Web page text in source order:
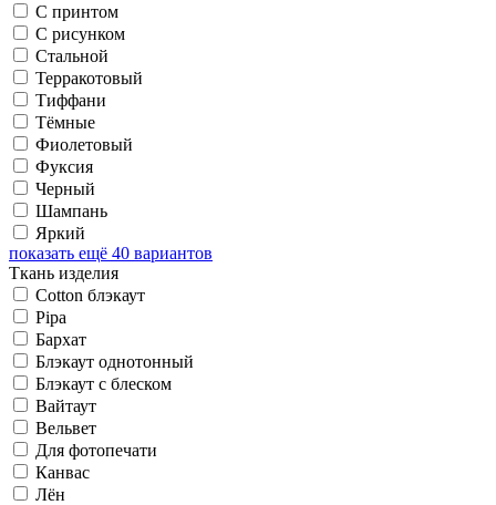
С принтом
С рисунком
Стальной
Терракотовый
Тиффани
Тёмные
Фиолетовый
Фуксия
Черный
Шампань
Яркий
показать ещё 40 вариантов
Ткань изделия
Cotton блэкаут
Pipa
Бархат
Блэкаут однотонный
Блэкаут с блеском
Вайтаут
Вельвет
Для фотопечати
Канвас
Лён